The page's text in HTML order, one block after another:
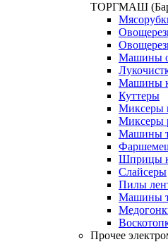
ТОРГМАШ
Машины
Машины
Куттеры
Миксеры
Миксеры
Машины
Шприцы
Слайсеры
Пилы
Машины
Прочее